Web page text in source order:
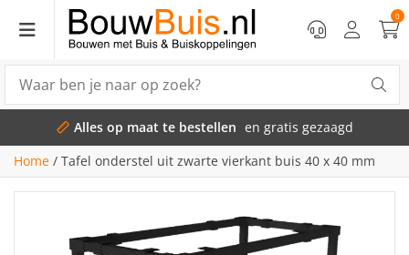
0
Alles op maat te bestellen en gratis gezaagd
Home / Tafel onderstel uit zwarte vierkant buis 40 x 40 mm